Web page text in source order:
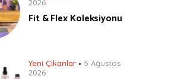
2026
Fit & Flex Koleksiyonu
Yeni Çıkanlar
5 Ağustos
2026